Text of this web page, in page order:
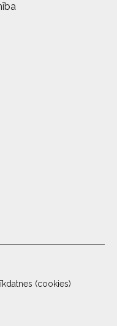
(cookies)